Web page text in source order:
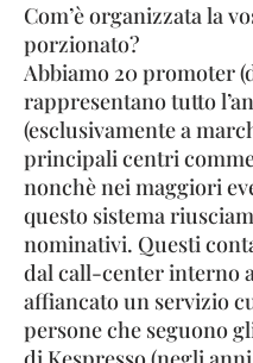
Com’è organizzata la
porzionato?
Abbiamo 20 promoter
rappresentano tutto
(esclusivamente a
principali centri
nonchè nei maggiori
questo sistema
nominativi. Questi
dal call-center interno
affiancato un servizio
persone che seguono